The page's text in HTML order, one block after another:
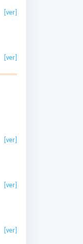
[ver]
[ver]
[ver]
[ver]
[ver]